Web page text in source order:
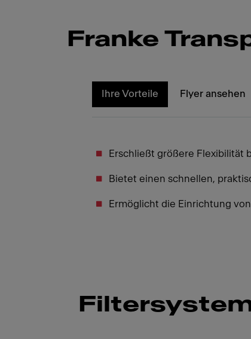
Franke
Ihre Vorteile Flyer ansehen
Erschließt größere Flexibilität
Bietet einen schnellen,
Ermöglicht die Einrichtung
Filtersystem